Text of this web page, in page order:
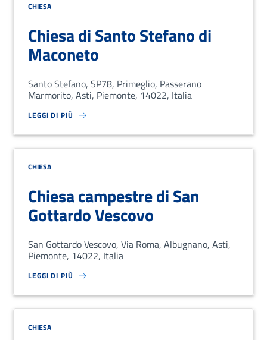
CHIESA
Chiesa di Santo Stefano di
Maconeto
Santo Stefano, SP78, Primeglio, Passerano
Marmorito, Asti, Piemonte, 14022, Italia
LEGGI DI PIÙ
SU LOREM IPSUM DOLOR SIT AMET, CONSECTETUR ADIPISCING
CHIESA
Chiesa campestre di San
Gottardo Vescovo
San Gottardo Vescovo, Via Roma, Albugnano, Asti,
Piemonte, 14022, Italia
LEGGI DI PIÙ
SU LOREM IPSUM DOLOR SIT AMET, CONSECTETUR ADIPISCING
CHIESA